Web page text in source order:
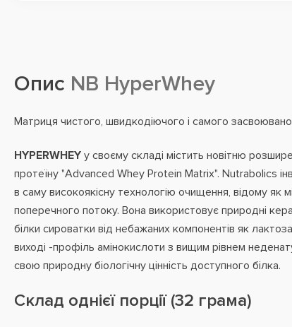
Опис NB HyperWhey
Матриця чистого, швидкодіючого і самого
HYPERWHEY у своєму складі містить новітню
протеїну "Advanced Whey Protein Matrix". Nutrabolics
в саму високоякісну технологію очищення, відому як
поперечного потоку. Вона використовує природні
білки сироватки від небажаних компонентів як
виході -профіль амінокислоти з вищим рівнем
свою природну біологічну цінність доступного білка.
Склад однієї порції (32 грама)